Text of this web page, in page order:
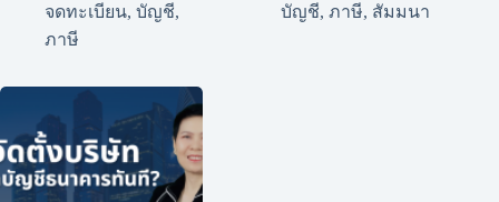
จดทะเบียน, บัญชี,
ภาษี
บัญชี,ภาษี, สัมมนา